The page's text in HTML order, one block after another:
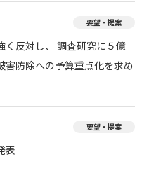
要望・提案
く反対し、 調査研究に５億
防除への予算重点化を求め
要望・提案
表